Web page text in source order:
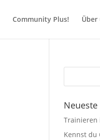
Community Plus! Über
Trainieren
Kennst du